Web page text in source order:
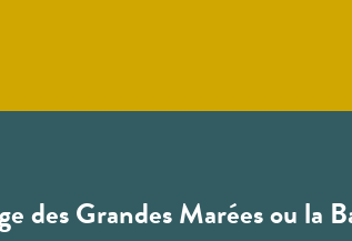
des Grandes Marées ou la